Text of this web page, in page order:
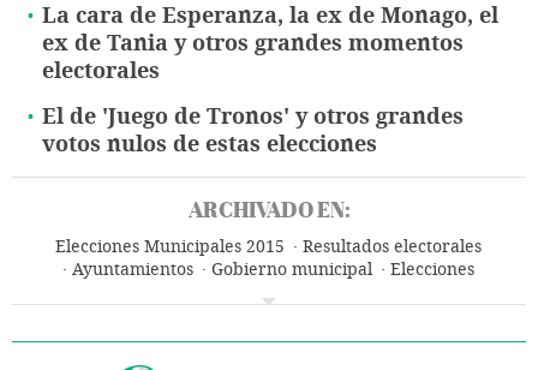
La cara de Esperanza, la ex de Monago, el
ex de Tania y otros grandes momentos
electorales
El de 'Juego de Tronos' y otros grandes
votos nulos de estas elecciones
ARCHIVADO EN:
Elecciones Municipales 2015
Resultados electorales
Ayuntamientos
Gobierno municipal
Elecciones